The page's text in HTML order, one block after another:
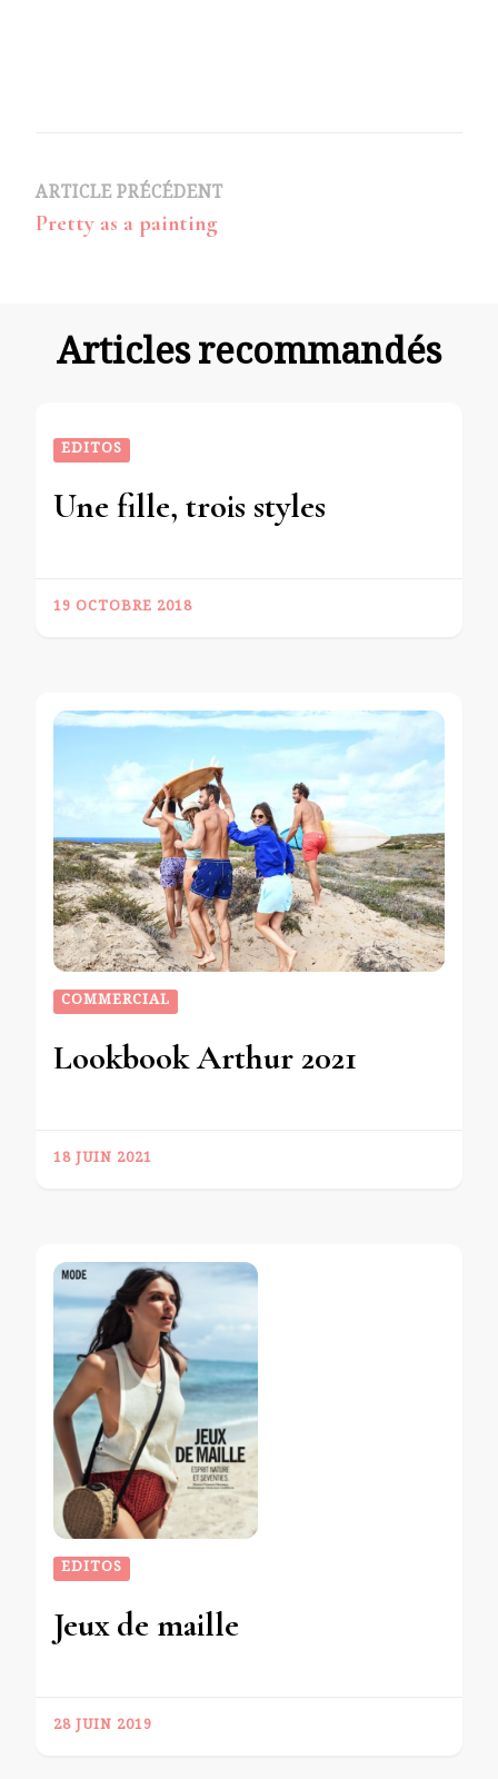
Navigation
d’article
ARTICLE PRÉCÉDENT
Pretty as a painting
Articles recommandés
EDITOS
Une fille, trois styles
19 OCTOBRE 2018
COMMERCIAL
Lookbook Arthur 2021
18 JUIN 2021
EDITOS
Jeux de maille
28 JUIN 2019